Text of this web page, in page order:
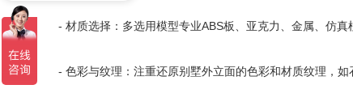
- 材质选择：多选用模型专业ABS板、亚克力、金属、仿真
- 色彩与纹理：注重还原别墅外立面的色彩和材质纹理，如